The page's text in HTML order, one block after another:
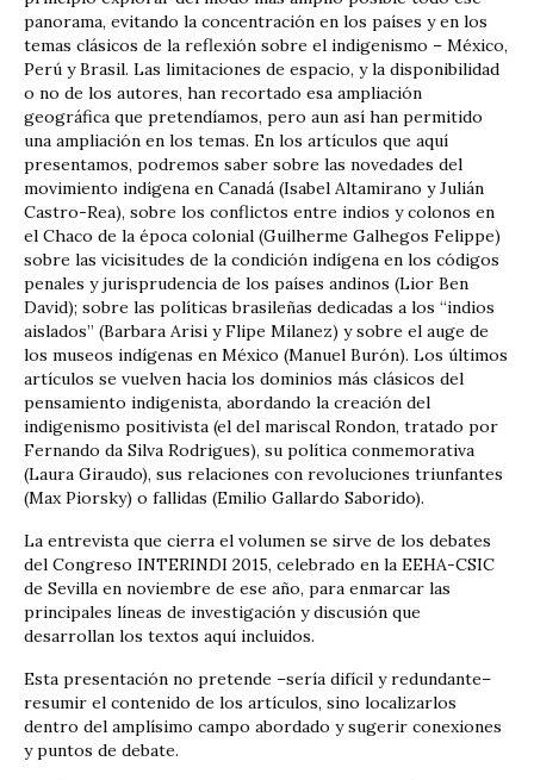
panorama, evitando la concentración en los países y en los
temas clásicos de la reflexión sobre el indigenismo – México,
Perú y Brasil. Las limitaciones de espacio, y la disponibilidad
o no de los autores, han recortado esa ampliación
geográfica que pretendíamos, pero aun así han permitido
una ampliación en los temas. En los artículos que aquí
presentamos, podremos saber sobre las novedades del
movimiento indígena en Canadá (Isabel Altamirano y Julián
Castro-Rea), sobre los conflictos entre indios y colonos en
el Chaco de la época colonial (Guilherme Galhegos Felippe)
sobre las vicisitudes de la condición indígena en los códigos
penales y jurisprudencia de los países andinos (Lior Ben
David); sobre las políticas brasileñas dedicadas a los “indios
aislados” (Barbara Arisi y Flipe Milanez) y sobre el auge de
los museos indígenas en México (Manuel Burón). Los últimos
artículos se vuelven hacia los dominios más clásicos del
pensamiento indigenista, abordando la creación del
indigenismo positivista (el del mariscal Rondon, tratado por
Fernando da Silva Rodrigues), su política conmemorativa
(Laura Giraudo), sus relaciones con revoluciones triunfantes
(Max Piorsky) o fallidas (Emilio Gallardo Saborido).
La entrevista que cierra el volumen se sirve de los debates
del Congreso INTERINDI 2015, celebrado en la EEHA-CSIC
de Sevilla en noviembre de ese año, para enmarcar las
principales líneas de investigación y discusión que
desarrollan los textos aquí incluidos.
Esta presentación no pretende –sería difícil y redundante–
resumir el contenido de los artículos, sino localizarlos
dentro del amplísimo campo abordado y sugerir conexiones
y puntos de debate.